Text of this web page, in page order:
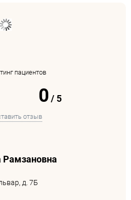
пациентов
0 /5
отзыв
Рамзановна
д. 7Б